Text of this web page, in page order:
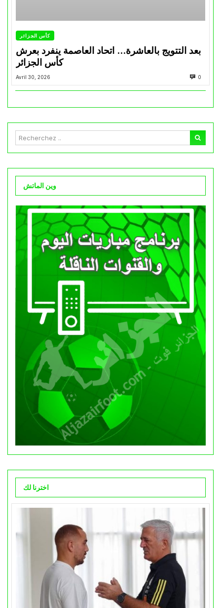
كأس الجزائر
بعد التتويج بالعاشرة… اتحاد العاصمة ينفرد بعرش
كأس الجزائر
Avril 30, 2026 0
وين الماتش
اخترنا لك